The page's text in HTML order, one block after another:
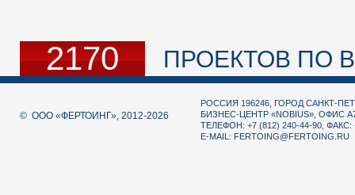
2170 ПРОЕКТОВ ПО
© ООО «ФЕРТОИНГ», 2012-2026
РОССИЯ 196246, ГОРОД САНКТ-
БИЗНЕС-ЦЕНТР «NOBIUS», ОФИС
ТЕЛЕФОН: +7 (812) 240-44-90, ФАКС:
E-MAIL: FERTOING@FERTOING.RU